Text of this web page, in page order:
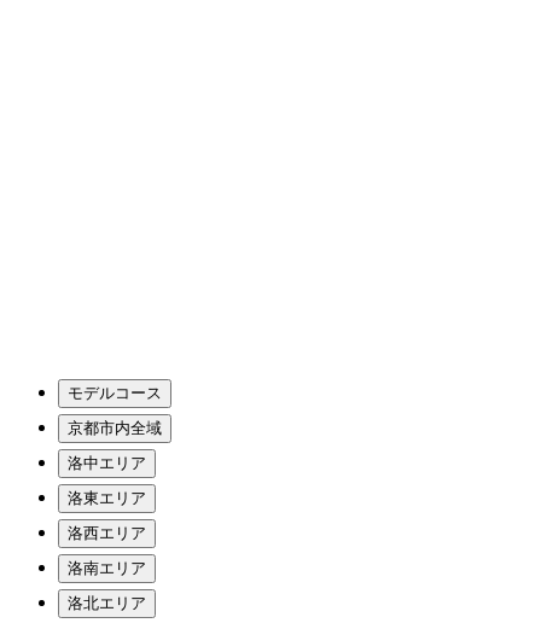
モデルコース
京都市内全域
洛中エリア
洛東エリア
洛西エリア
洛南エリア
洛北エリア